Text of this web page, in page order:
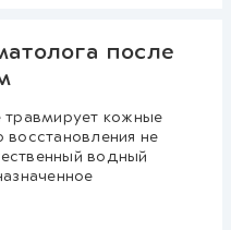
после
травмирует кожные
не
водный